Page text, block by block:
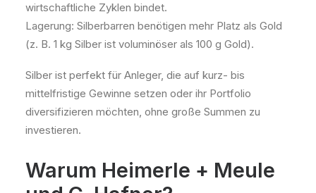
wirtschaftliche Zyklen bindet.
Lagerung: Silberbarren benötigen mehr Platz als Gold
(z. B. 1 kg Silber ist voluminöser als 100 g Gold).
Silber ist perfekt für Anleger, die auf kurz- bis
mittelfristige Gewinne setzen oder ihr Portfolio
diversifizieren möchten, ohne große Summen zu
investieren.
Warum Heimerle + Meule